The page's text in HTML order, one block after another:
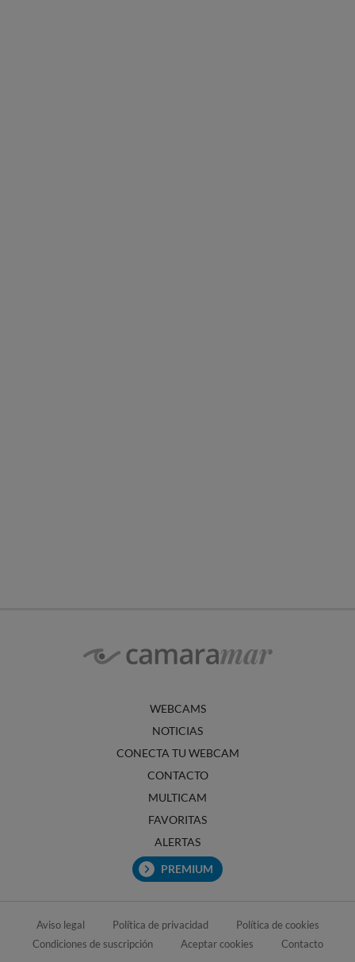
WEBCAMS
NOTICIAS
CONECTA TU WEBCAM
CONTACTO
MULTICAM
FAVORITAS
ALERTAS
PREMIUM
Aviso legal Política de privacidad
Política de cookies
Condiciones de suscripción
Aceptar cookies Contacto